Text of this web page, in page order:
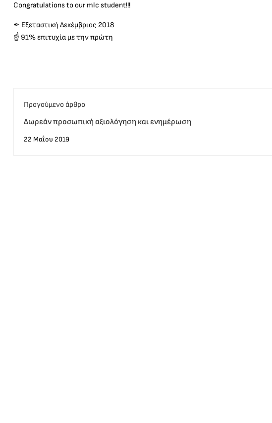
Congratulations to our mlc student!!!
✒ Εξεταστική Δεκέμβριος 2018
☝️ 91% επιτυχία με την πρώτη
Προγούμενο άρθρο
Δωρεάν προσωπική αξιολόγηση και ενημέρωση
22 Μαΐου 2019